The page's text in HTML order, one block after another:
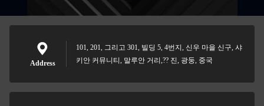
Address
101, 201, 그리고 301, 빌딩 5, 4번지, 신우 마을 신구, 샤
키안 커뮤니티, 말루안 거리,?? 진, 광둥, 중국